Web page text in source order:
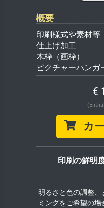
概要
印刷様式や素材等
仕上げ加工
木枠（画枠）
ピクチャーハンガ
€
カー
印刷の鮮明
明るさと色の調整、
ミングをご希望の